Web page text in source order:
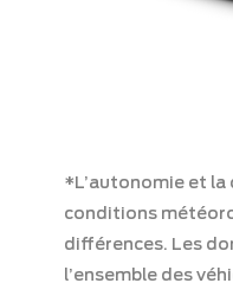
*L’autonomie et
conditions
différences. Les
l’ensemble des